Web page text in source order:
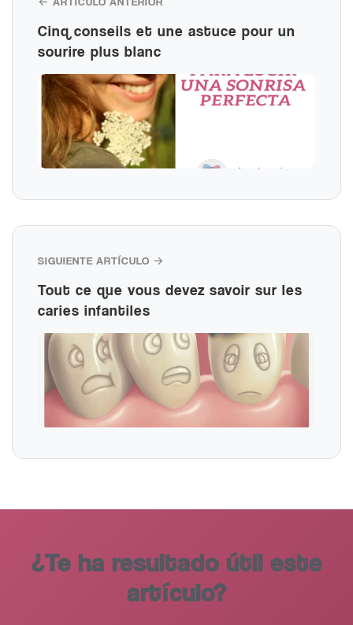
Cinq conseils et une astuce pour un
sourire plus blanc
SIGUIENTE ARTÍCULO →
Tout ce que vous devez savoir sur les
caries infantiles
¿Te ha resultado útil este
artículo?